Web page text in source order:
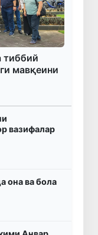
тиббий
мавқеини
вазифалар
она ва бола